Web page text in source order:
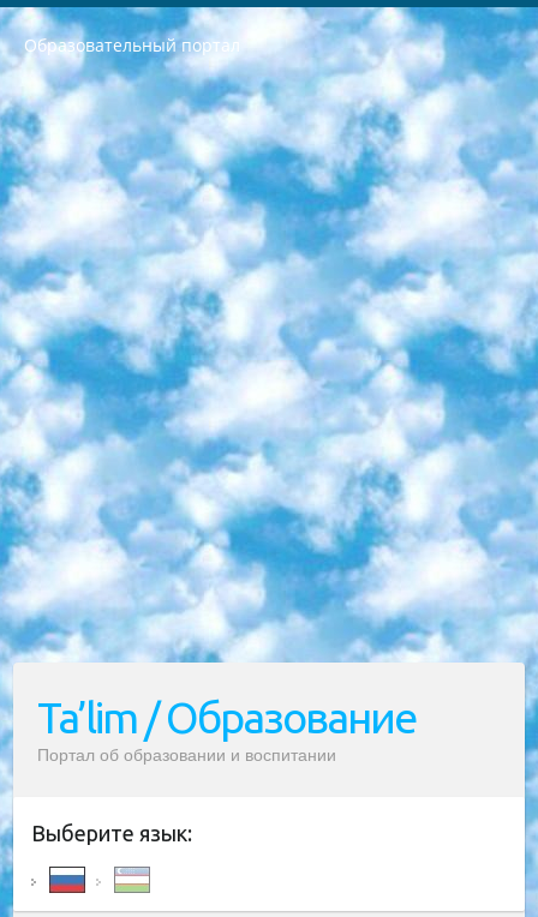
Образовательный портал
РЕСПУБЛИКА УЗБЕКИСТАН МИНИСТРЕРСТВО ДОШКОЛЬНОГО И ШКОЛЬНОГО ОБРАЗОВАНИЯ КОМАНДА в общеобразовательных учреждениях в 2023-2024 учебном году организация и проведение итоговой государственной аттестации обучающихся о Министра дошкольного и школьного образования Республики Узбекистан от 4 марта 2008 года (постановлением Минюста от 20 марта 2008 года № 1778 государственной регистрации) «Итоговое состояние учащихся общего среднего образования на основании положения об утверждении положения об аттестации общего среднего образования выпускной экзамен студентов в образовательных учреждениях в 2023-2024 учебном году В целях организации и прохождения аттестации приказываю: 1. Следующее: перечень предметов, по которым будет проводиться итоговая государственная аттестация и экзамен формы перевода согласно приложению 1; сертификаты международного образца, оценивающие уровень владения иностранными языками перечень согласно приложению 2; 2. Педагогический при специализированных образовательных учреждениях. научно-практический центр квалификации и международной оценки (Д.Давидова) 2024 г. До 25 марта: задания по предметам, по которым будет проводиться итоговая аттестация разработка и утверждение технических условий; итоговая аттестация на основании разработанного предметного задания разработка вопросов по предметам (устно и письменно), экзамен передача; общеобразовательные средние школы и специальные учебные заведения учащиеся выпускных классов школ и интернатов в агентской системе подготовка базы данных экзаменационных материалов и критериев оценки; перевод базы экзаменационных материалов на все языки обучения подать в Республиканский образовательный центр для изготовления; варианты экзаменов на основе разработанных контрольных материалов пусть будут поставлены задачи формирования. 3. Республиканский образовательный центр (Ш.Худайкулов) до 5 апреля 2024 года. до: база данных предоставленных экзаменационных материалов на все языки обучения перевод и экспертиза; для слепых, слабовидящих, глухих, слабослышащих и умственно отсталых детей учащиеся выпускных классов специализированных школ и школ-интернатов база данных экзаменационных материалов на всех преподаваемых языках подготовка критериев оценки; специализированные школы для умственно отсталых детей и технологии для учащихся выпускных классов школ-интернатов разработка соответствующих рекомендаций и критериев проведения ЕГЭ по естествознанию давать задания. 4. Педагогический при специализированных образовательных учреждениях. Научно-практический центр навыков и международной оценки (Д.Давидова), Республика образовательный центр (Худайкулов Ш.) итоговый государственный аттестационный экзамен ориентирован на творческое и логическое мышление при подготовке базы материалов учитывать введение заданий. 5. Следует отметить, что: сертификат государственного образца о знании общеобразовательного предмета и как минимум национальный уровень B1 по предметам на иностранных языках, указанным в Приложении 2. или международно признанный сертификат эквивалентного уровня студенты, изучающие определенный предмет, освобождаются от экзамена; по соответствующим предметам запланирована итоговая государственная аттестация за день до дня, путем жеребьевки Рабочей группой (в письменной форме по предметам, проводимым в форме) из числа сформированных вариантов выбрано 2 варианта; 2 выбранных варианта экзамена анонсированы на официальном сайте министерства и все выпускники по всей стране на основе этих вариантов проводит итоговую государственную аттестацию. 6. Государственное образование учащихся средних общеобразовательных учреждений. знания в соответствии с квалификационными требованиями, которые необходимо приобрести на основании стандартов итоговый (выпускной) контроль для 9 и 11 классов в целях тестирования Экзамены (далее – экзамены) состоят из предметов, перечисленных в приложении 1. будет сделано. 7. Экзамены пройдут с 26 мая по 15 июня 2024 г. (кроме науки физического воспитания). 8. Физическая для учащихся 9 классов общесредних образовательных учреждений. Экзамены по предмету «Образование, квалификация медицина» 1-6 мая 2024 года. сотрудники перевести под присмотр (с отклонениями в физическом или умственном развитии) специализированная школа для детей, школы-интернаты и со сколиозом школы-интернаты санаторного типа для больных детей исключены). 9. Он был слепым, слабовидящим и имел нарушения опорно-двигательного аппарата. экзамены в специализированных школах и интернатах для детей должны проводиться исходя из требований, предъявляемых к общеобразовательным учреждениям (физкультура кроме науки). 10. Специализированная школа для глухих и слабослышащих детей. и экзамены в интернатах и быть реализован в виде письменного теста по математике. 11. Специальность для умственно отсталых детей. Для 9 класса Родной язык и литературное письмо Государственный язык (язык обучения – узбекский). для неклассов) написано Математическое письмо Письменная/устная история Узбекистана Физическое воспитание практично Итоговый контроль Для 11 класса Написание родного языка и литературы (эссе) Математическое письмо Узбекский язык (обучение на узбекском языке) не посещающее общее среднее образование для учреждений)/Образовательное учреждение выбор письменный и устный Иностранный язык письменный/устный Письменная/устная история Узбекистана *По выбору студента:  Химия  Физика  Основы государственного права  География 10 бесплатных образовательных ресурсов - Мы составили подборку онлайн-проектов с интерактивными упражнениями, видеолекциями и статьями. Они помогут вам обрести новые и освежить старые знания бесплатно. 1. «ИНТУИТ» Старейшая образовательная площадка Рунета. Здесь вы найдёте сотни текстовых и видеокурсов на десятки различных тем — от программирования до психологии. Многие курсы подготовлены российскими университетами и крупными международными компаниями вроде Intel и Microsoft. Самостоятельное обучение бесплатное, но желающие могут оплатить услуги персональных наставников. 2. «Смартия» знакомит с актуальными профессиями и подсказывает, как им обучаться. Выбрав заинтересовавшую вас специальность — SMM-специалист, фотограф, веб-дизайнер или другую, — увидите список необходимых для неё умений. Чтобы вы могли освоить их самостоятельно, для каждого умения площадка отображает подборку ссылок на учебные материалы. Хотя «Смартия» ориентируется на русскоязычную аудиторию, часть контента всё же доступна только на английском. 3. «Лекторий Физтеха» Проект Московского физико-технического института (Физтеха). С его помощью вы можете смотреть онлайн серии лекций, записанные на видео в этом вузе. В числе доступных предметов — физика, биология, химия, информационные технологии и другие. К некоторым лекциям администрация ресурса прилагает готовые конспекты, которые можно скачивать в PDF-формате. 4. ITMOcourses Онлайн-площадка Санкт-Петербургского национального исследовательского университета информационных технологий, механики и оптики (ИТМО). Ресурс предоставляет свободный доступ к курсам, разработанным в этом вузе. Каталог материалов разбит на четыре категории: «Оптические системы и технологии», «Приборостроение и робототехника», «Информационные технологии» и «Биотехнологии». Курсы состоят из видеолекций, интерактивных демонстраций и заданий. 5. «КиберЛенинка» Электронная научная библиотека открытого доступа. Каталог площадки регулярно обрастает текстами статей из различных научных изданий. Сгруппированные по журналам и рубрикам публикации можно читать онлайн или скачивать целиком в PDF-формате. Проект нацелен на популяризацию науки за счёт открытого доступа к качественной информации. 6. «ПостНаука» На этом ресурсе публикуют подборки видеолекций, составленные экспертами из разных отраслей и объединённые общими темами. Среди них, к примеру, есть серии «Биоинформатика и геномика», «Культура средневековой Скандинавии» и Cinema Studies о теории кино. Каждая подборка лекций — логически связанная история, рассказанная экспертом от первого лица. Кроме того, на сайте появляются научно-образовательные статьи и тесты на разные темы. 7. «Newочём» Команда проекта «Newочём» отбирает самые интересные тексты из англоязычных СМИ и переводит те из них, за которые голосуют участники сообщества «ВКонтакте». По большей части это научно-популярные статьи. Редакторы придумывают лишь заголовки, в остальном содержание переводов соответствует оригиналам. Полные тексты можно читать прямо в социальной сети. 8. InternetUrok Онлайн-база материалов по основным дисциплинам школьной программы. Информация на сайте структурирована по классам, предметам и темам (урокам). Каждый урок состоит из видеолекций и конспектов. Есть также интерактивные тренажёры и тесты для закрепления пройденного материала. Даже если вы давно окончили школу, возможность повторить программу старших классов всегда может пригодиться. 9. Edutainme Ещё один ресурс об образовании. В отличие от Newtonew, как мне кажется, Edutainme больше ориентируется на представителей индустрии: педагогов, предпринимателей, разработчиков образовательных проектов. Но и любой, кто просто стремится к саморазвитию, найдёт на сайте много полезного и интересного для себя. Например, информацию о новых курсах и образовательных сервисах. 10. Newtonew Онлайн-медиа об образовании и обучении в широком смысле. Авторы Newtonew пишут об инструментах, заведениях, тактиках и стратегиях, которые помогают учить других и получать новые знания самостоятельно. На этой площадке вы найдёте новости, обзоры, аналитические мат
Ta’lim / Образование
Портал об образовании и воспитании
Выберите язык: